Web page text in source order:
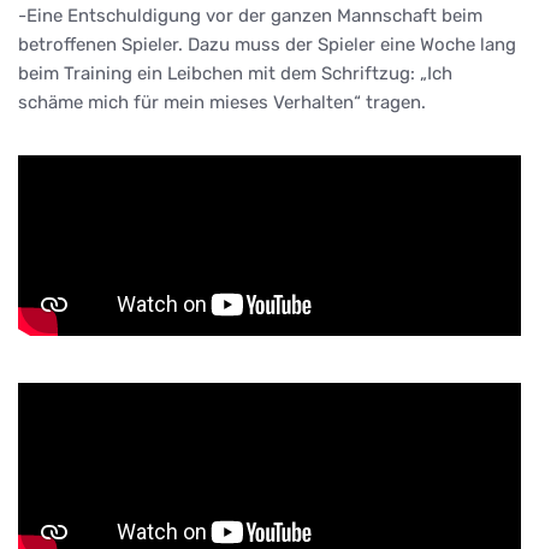
-Eine Entschuldigung vor der ganzen Mannschaft beim
betroffenen Spieler. Dazu muss der Spieler eine Woche lang
beim Training ein Leibchen mit dem Schriftzug: „Ich
schäme mich für mein mieses Verhalten“ tragen.